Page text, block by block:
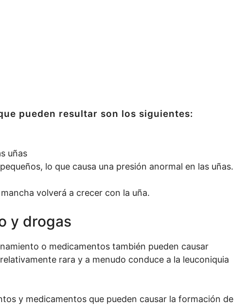
pueden resultar son los siguientes:
uñas
lo que causa una presión anormal en las uñas.
volverá a crecer con la uña.
y drogas
o medicamentos también pueden causar
rara y a menudo conduce a la leuconiquia
y medicamentos que pueden causar la formación de